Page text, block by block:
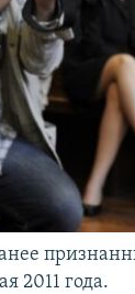
2011 года.